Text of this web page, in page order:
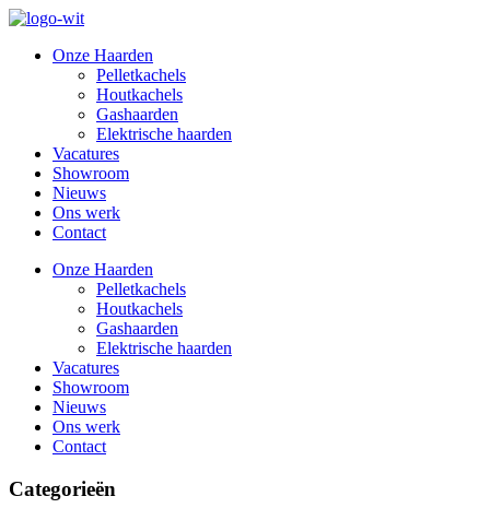
Onze Haarden
Pelletkachels
Houtkachels
Gashaarden
Elektrische haarden
Vacatures
Showroom
Nieuws
Ons werk
Contact
Onze Haarden
Pelletkachels
Houtkachels
Gashaarden
Elektrische haarden
Vacatures
Showroom
Nieuws
Ons werk
Contact
Categorieën